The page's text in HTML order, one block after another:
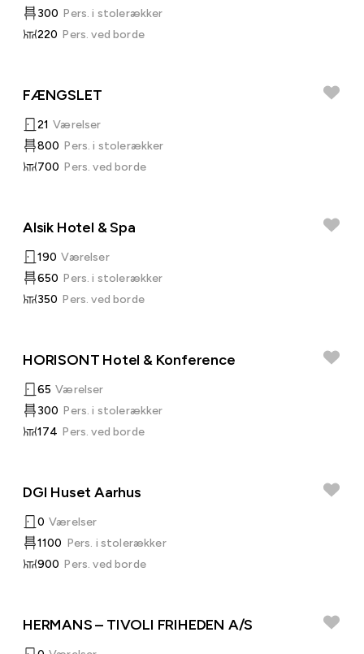
300 Pers. i stolerækker
220 Pers. ved borde
FÆNGSLET
21 Værelser
800 Pers. i stolerækker
700 Pers. ved borde
Alsik Hotel & Spa
190 Værelser
650 Pers. i stolerækker
350 Pers. ved borde
HORISONT Hotel & Konference
65 Værelser
300 Pers. i stolerækker
174 Pers. ved borde
DGI Huset Aarhus
0 Værelser
1100 Pers. i stolerækker
900 Pers. ved borde
HERMANS – TIVOLI FRIHEDEN A/S